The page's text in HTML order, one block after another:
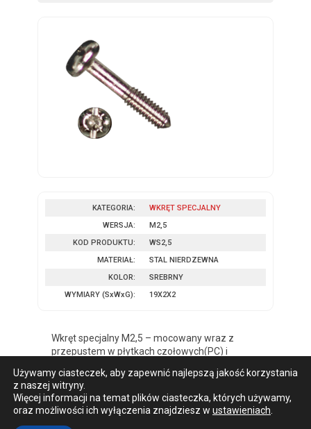
KATEGORIA:
WKRĘT SPECJALNY
WERSJA:
M2,5
KOD PRODUKTU:
WS2,5
MATERIAŁ:
STAL NIERDZEWNA
KOLOR:
SREBRNY
WYMIARY (SxWxG): 19X2X2
Wkręt specjalny M2,5 – mocowany wraz z
przepustem w płytkach czołowych(PC) i
NAZWA
WYMIARY
KOLOR
Używamy ciasteczek, aby zapewnić najlepszą jakość korzystania
z naszej witryny.
Więcej informacji na temat plików ciasteczka, których używamy,
oraz możliwości ich wyłączenia znajdziesz w ustawieniach